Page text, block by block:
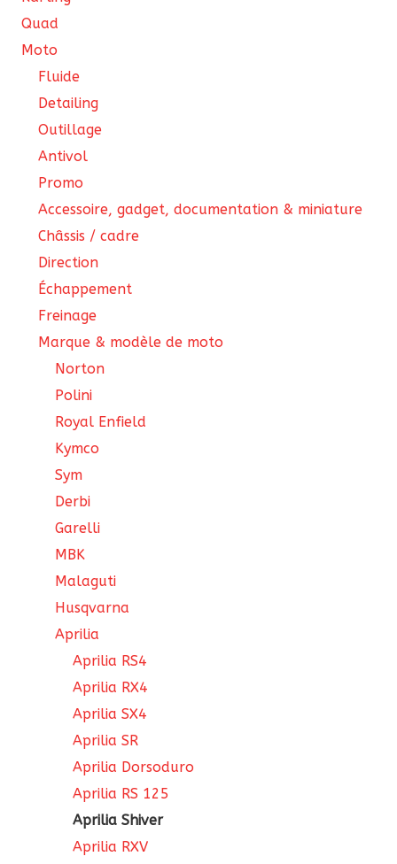
Quad
Moto
Fluide
Detailing
Outillage
Antivol
Promo
Accessoire, gadget, documentation & miniature
Châssis / cadre
Direction
Échappement
Freinage
Marque & modèle de moto
Norton
Polini
Royal Enfield
Kymco
Sym
Derbi
Garelli
MBK
Malaguti
Husqvarna
Aprilia
Aprilia RS4
Aprilia RX4
Aprilia SX4
Aprilia SR
Aprilia Dorsoduro
Aprilia RS 125
Aprilia Shiver
Aprilia RXV